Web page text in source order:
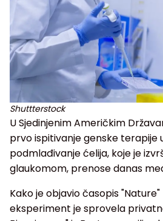
Shuttterstock
U Sjedinjenim Američkim
prvo ispitivanje genske terapije
podmlađivanje ćelija, koje je
glaukomom, prenose danas
Kako je objavio časopis
eksperiment je sprovela